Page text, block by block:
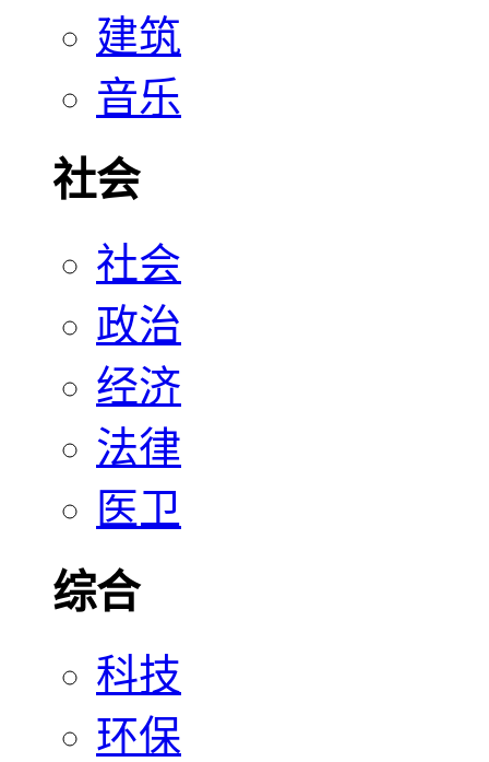
建筑
音乐
社会
社会
政治
经济
法律
医卫
综合
科技
环保